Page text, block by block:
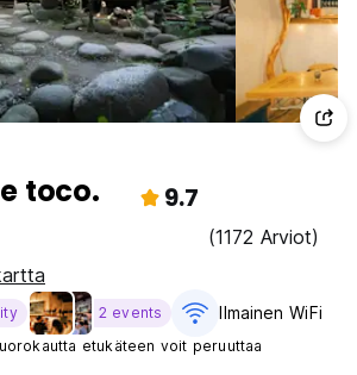
toco. 9.7
(1172 Arviot)
2 events Ilmainen WiFi
etukäteen voit peruuttaa